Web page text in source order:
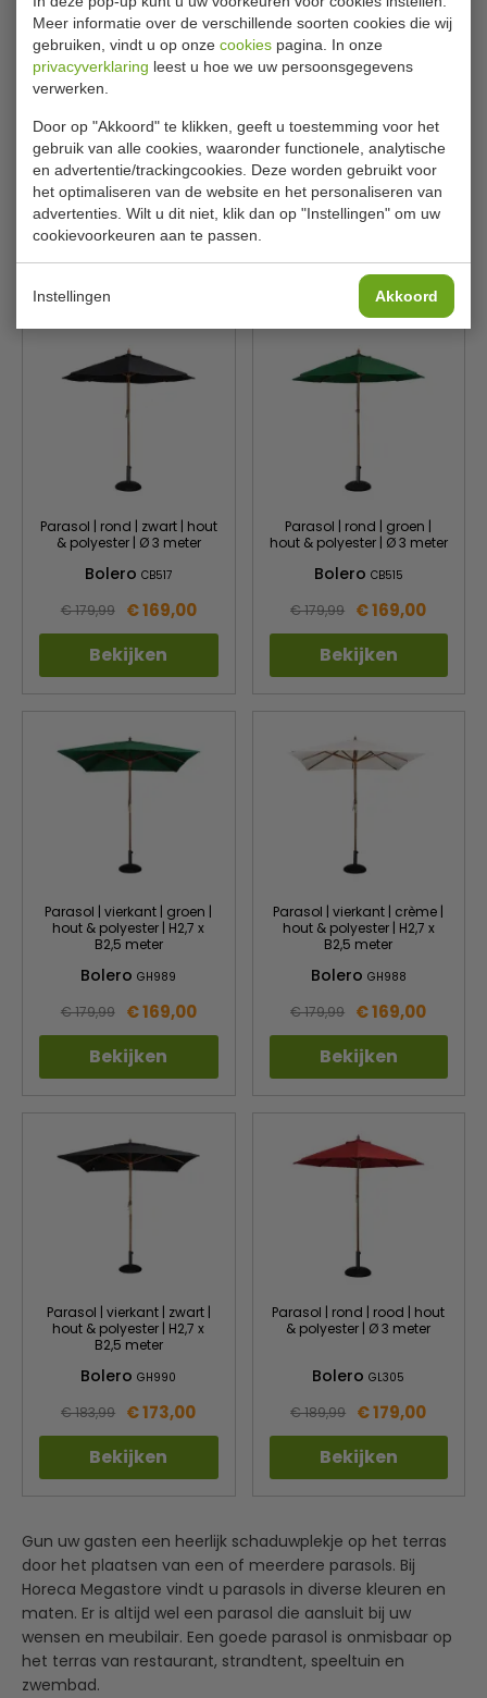
Meer informatie over de verschillende soorten cookies die wij
gebruiken, vindt u op onze cookies pagina. In onze
privacyverklaring leest u hoe we uw persoonsgegevens
verwerken.
Door op "Akkoord" te klikken, geeft u toestemming voor het
gebruik van alle cookies, waaronder functionele, analytische
en advertentie/trackingcookies. Deze worden gebruikt voor
het optimaliseren van de website en het personaliseren van
advertenties. Wilt u dit niet, klik dan op "Instellingen" om uw
cookievoorkeuren aan te passen.
Instellingen Akkoord
Parasol | rond |
donkerblauw | hout &
polyester | Ø 2,5 meter
BoleroGG496
€ 171,99 € 162,00
Bekijken
Parasol | zwart | rond |
diameter 3 meter
BoleroDZ870
€ 176,99 € 166,00
Bekijken
Parasol | rond | zwart | hout
& polyester | Ø 3 meter
BoleroCB517
€ 179,99 € 169,00
Bekijken
Parasol | rond | groen |
hout & polyester | Ø 3 meter
Bolero CB515
€ 179,99 € 169,00
Bekijken
Parasol | vierkant | groen |
hout & polyester | H2,7 x
B2,5 meter
BoleroGH989
€ 179,99 € 169,00
Bekijken
Parasol | vierkant | crème |
hout & polyester | H2,7 x
B2,5 meter
Bolero GH988
€ 179,99 € 169,00
Bekijken
Parasol | vierkant | zwart |
hout & polyester | H2,7 x
B2,5 meter
BoleroGH990
€ 183,99 € 173,00
Bekijken
Parasol | rond | rood | hout
& polyester | Ø 3 meter
BoleroGL305
€ 189,99 € 179,00
Bekijken
Gun uw gasten een heerlijk schaduwplekje op het terras
door het plaatsen van een of meerdere parasols. Bij
Horeca Megastore vindt u parasols in diverse kleuren en
maten. Er is altijd wel een parasol die aansluit bij uw
wensen en meubilair. Een goede parasol is onmisbaar op
het terras van restaurant, strandtent, speeltuin en
zwembad.